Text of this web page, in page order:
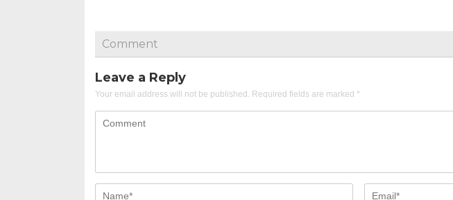
Comment
Leave a Reply
Your email address will not be published. Required fields are marked *